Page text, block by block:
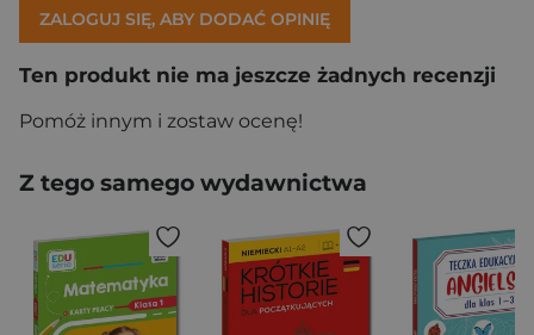
ZALOGUJ SIĘ, ABY DODAĆ OPINIĘ
Ten produkt nie ma jeszcze żadnych recenzji
Pomóż innym i zostaw ocenę!
Z tego samego wydawnictwa